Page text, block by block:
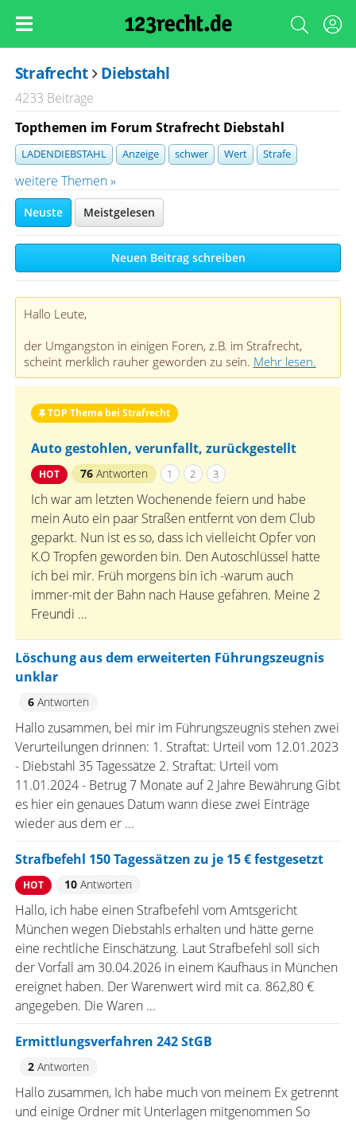
Strafrecht Diebstahl
4233 Beiträge
Topthemen im Forum Strafrecht Diebstahl
LADENDIEBSTAHL Anzeige schwer Wert Strafe
weitere Themen »
Neuste Meistgelesen
Neuen Beitrag schreiben
Hallo Leute,
der Umgangston in einigen Foren, z.B. im Strafrecht,
scheint merklich rauher geworden zu sein. Mehr lesen.
TOP Thema bei Strafrecht
Auto gestohlen, verunfallt, zurückgestellt
HOT 76Antworten 1 2 3
Ich war am letzten Wochenende feiern und habe
mein Auto ein paar Straßen entfernt von dem Club
geparkt. Nun ist es so, dass ich vielleicht Opfer von
K.O Tropfen geworden bin. Den Autoschlüssel hatte
ich bei mir. Früh morgens bin ich -warum auch
immer-mit der Bahn nach Hause gefahren. Meine 2
Freundi ...
Löschung aus dem erweiterten Führungszeugnis
unklar
6Antworten
Hallo zusammen, bei mir im Führungszeugnis stehen zwei
Verurteilungen drinnen: 1. Straftat: Urteil vom 12.01.2023
- Diebstahl 35 Tagessätze 2. Straftat: Urteil vom
11.01.2024 - Betrug 7 Monate auf 2 Jahre Bewährung Gibt
es hier ein genaues Datum wann diese zwei Einträge
wieder aus dem er ...
Strafbefehl 150 Tagessätzen zu je 15 € festgesetzt
HOT 10Antworten
Hallo, ich habe einen Strafbefehl vom Amtsgericht
München wegen Diebstahls erhalten und hätte gerne
eine rechtliche Einschätzung. Laut Strafbefehl soll sich
der Vorfall am 30.04.2026 in einem Kaufhaus in München
ereignet haben. Der Warenwert wird mit ca. 862,80 €
angegeben. Die Waren ...
Ermittlungsverfahren 242 StGB
2Antworten
Hallo zusammen, Ich habe much von meinem Ex getrennt
und einige Ordner mit Unterlagen mitgenommen So